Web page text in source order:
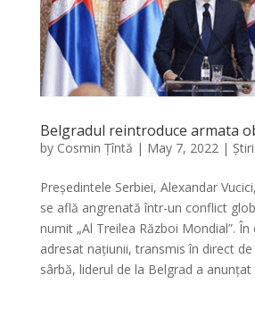
Belgradul reintroduce armata
by Cosmin Țîntă | May 7, 2022| Știri
Președintele Serbiei, Alexandar
se află angrenată într-un conflict
numit „Al Treilea Război Mondial”. În
adresat națiunii, transmis în direct
sârbă, liderul de la Belgrad a anunțat